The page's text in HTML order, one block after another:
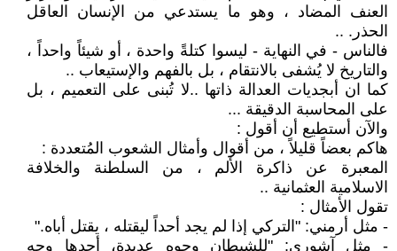
العنف المضاد ، وهو ما يستدعي من الإنسان العاقل
الحذر. ..
فالناس - في النهاية - ليسوا كتلةً واحدة ، أو شيئاً واحداً ،
والتاريخ لا يُشفى بالانتقام ، بل بالفهم والإستيعاب ..
كما ان أبجديات العدالة ذاتها ..لا تُبنى على التعميم ، بل
على المحاسبة الدقيقة ...
والآن أستطيع أن أقول :
هاكم بعضاً قليلاً ، من أقوال وأمثال الشعوب المُتعددة :
المعبرة عن ذاكرة الألم ، من السلطنة والخلافة
الاسلامية العثمانية ..
تقول الأمثال :
- مثل أرمني: "التركي إذا لم يجد أحداً ليقتله ، يقتل أباه."
- مثل آشوري: "للشيطان وجوه عديدة، أحدها وجه